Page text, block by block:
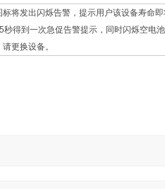
将发出闪烁告警，提示用户该设备寿命即
得到一次急促告警提示，同时闪烁空电池
更换设备。